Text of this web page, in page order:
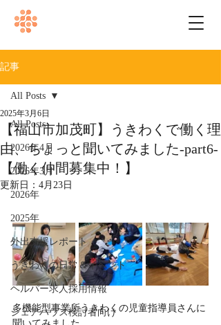
記事
All Posts
2026年4月
2026年3月
2026年
2025年
外出支援レポート
うきわくの日常＆イベント
ヘルパー求人採用情報
シェアハウス検討者向け
All Posts
【福山市加茂町】うきわくで働く理
由、ちょっと聞いてみました-part6-
【働く仲間募集中！】
2025年3月6日
更新日： 4月23日
多機能型事業所うきわくの児童指導員さんに